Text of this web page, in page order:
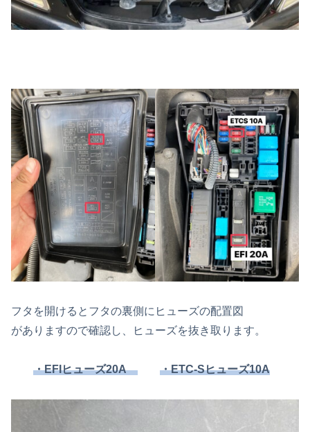
フタを開けるとフタの裏側にヒューズの配置図
がありますので確認し、ヒューズを抜き取ります。
・EFIヒューズ20A ・ETC-Sヒューズ10A